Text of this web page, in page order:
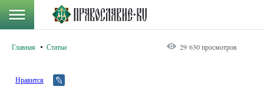
Главная Статьи 29 630 просмотров
Нравится